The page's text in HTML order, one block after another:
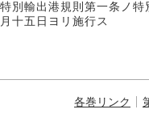
別輸出港規則第一条ノ
十五日ヨリ施行ス
各巻リンク